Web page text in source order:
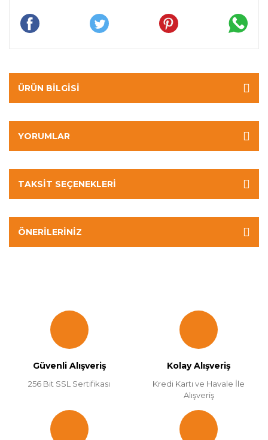
ÜRÜN BILGISI
YORUMLAR
TAKSIT SEÇENEKLERI
ÖNERILERINIZ
Güvenli Alışveriş
256 Bit SSL Sertifikası
Kolay Alışveriş
Kredi Kartı ve Havale İle
Alışveriş